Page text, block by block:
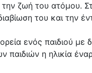
ζωή του ατόμου.
του και την
ενός παιδιού
παιδιών η ηλικία